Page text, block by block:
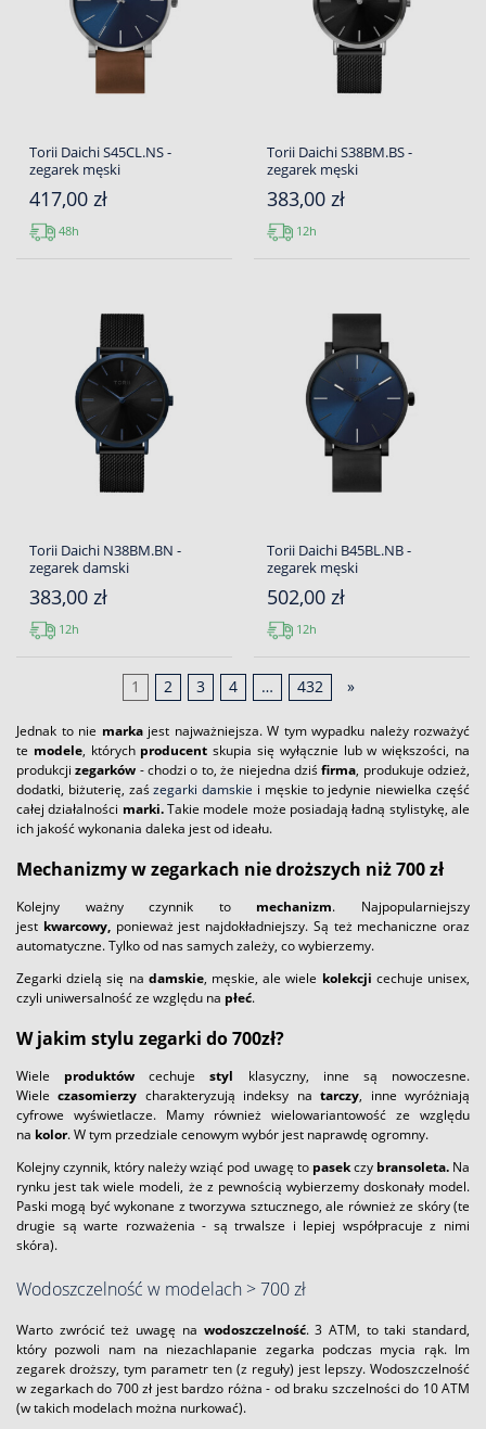
Torii Daichi S45CL.NS -
zegarek męski
417,00 zł
48h
Torii Daichi S38BM.BS -
zegarek męski
383,00 zł
12h
Torii Daichi N38BM.BN -
zegarek damski
383,00 zł
12h
Torii Daichi B45BL.NB -
zegarek męski
502,00 zł
12h
1 2 3 4 … 432 »
Jednak to nie marka jest najważniejsza. W tym wypadku należy rozważyć
te modele, których producentskupia się wyłącznie lub w większości, na
produkcjizegarków - chodzi o to, że niejedna dziśfirma, produkuje odzież,
dodatki, biżuterię, zaśzegarki damskie i męskie to jedynie niewielka część
całej działalności marki.Takie modele może posiadają ładną stylistykę, ale
ich jakość wykonania daleka jest od ideału.
Mechanizmy w zegarkach nie droższych niż 700 zł
Kolejny ważny czynnik to mechanizm. Najpopularniejszy
jest kwarcowy, ponieważ jest najdokładniejszy. Są też mechaniczne oraz
automatyczne. Tylko od nas samych zależy, co wybierzemy.
Zegarki dzielą się na damskie, męskie, ale wiele kolekcji cechuje unisex,
czyli uniwersalność ze względu na płeć.
W jakim stylu zegarki do 700zł?
Wiele produktówcechujestyl klasyczny, inne są nowoczesne.
Wieleczasomierzy charakteryzują indeksy natarczy, inne wyróżniają
cyfrowe wyświetlacze. Mamy również wielowariantowość ze względu
na kolor. W tym przedziale cenowym wybór jest naprawdę ogromny.
Kolejny czynnik, który należy wziąć pod uwagę to pasekczy bransoleta. Na
rynku jest tak wiele modeli, że z pewnością wybierzemy doskonały model.
Paski mogą być wykonane z tworzywa sztucznego, ale również ze skóry (te
drugie są warte rozważenia - są trwalsze i lepiej współpracuje z nimi
skóra).
Wodoszczelność w modelach > 700 zł
Warto zwrócić też uwagę na wodoszczelność. 3 ATM, to taki standard,
który pozwoli nam na niezachlapanie zegarka podczas mycia rąk. Im
zegarek droższy, tym parametr ten (z reguły) jest lepszy. Wodoszczelność
w zegarkach do 700 zł jest bardzo różna - od braku szczelności do 10 ATM
(w takich modelach można nurkować).